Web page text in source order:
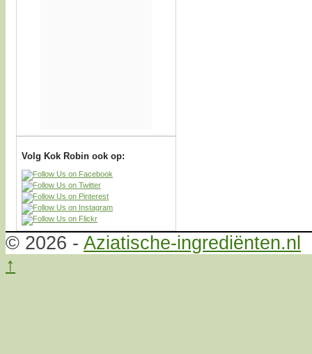
Volg Kok Robin ook op:
© 2026 - Aziatische-ingrediënten.nl
↑